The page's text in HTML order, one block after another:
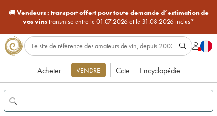
🚚Vendeurs : transport offert pour toute demande d’estimation de
vos vinstransmise entre le 01.07.2026 et le 31.08.2026 inclus*
Acheter VENDRE Cote Encyclopédie